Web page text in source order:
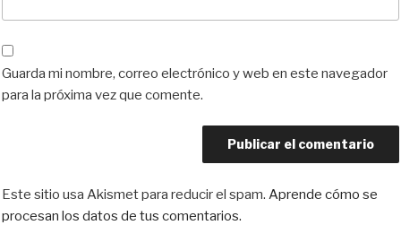
Guarda mi nombre, correo electrónico y web en este navegador
para la próxima vez que comente.
Este sitio usa Akismet para reducir el spam. Aprende cómo se
procesan los datos de tus comentarios.